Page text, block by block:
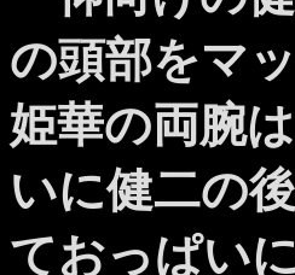
の頭部をマ
姫華の両腕
いに健二の
ておっぱい